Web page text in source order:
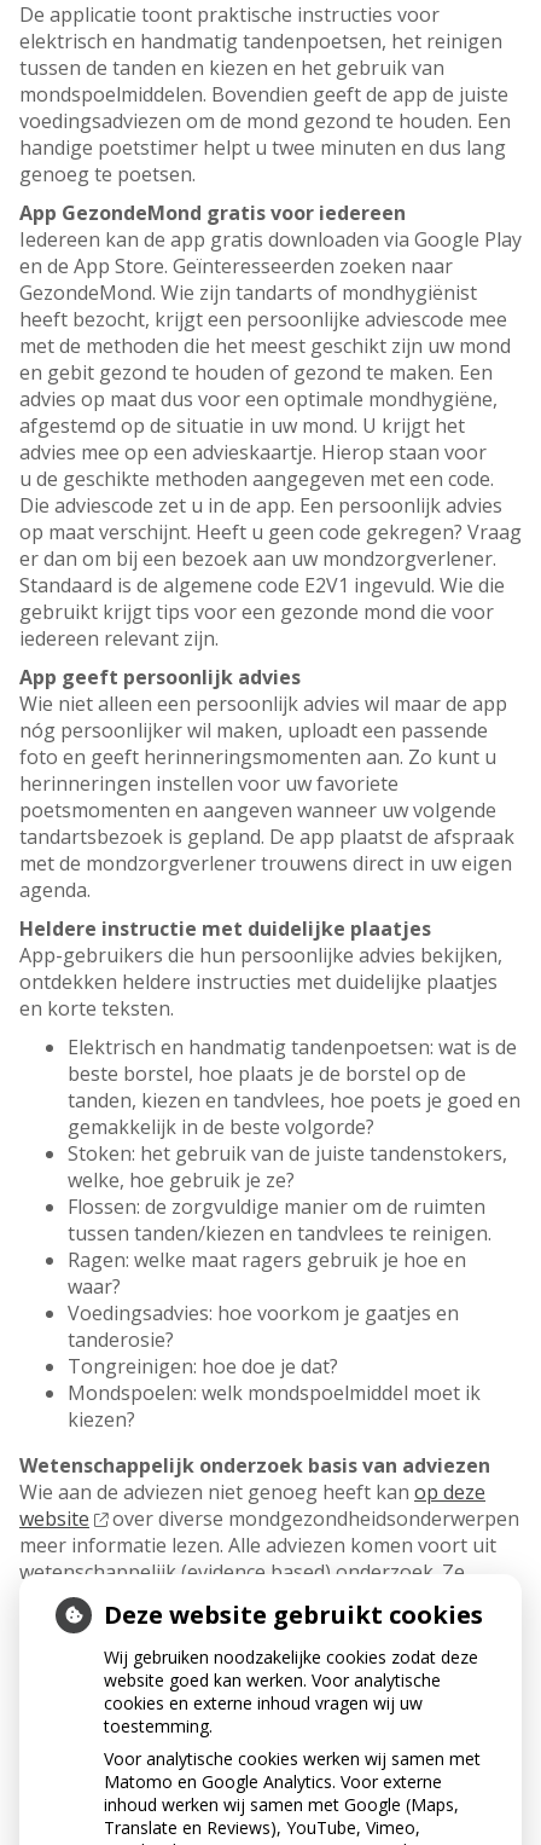
De applicatie toont praktische instructies voor
elektrisch en handmatig tandenpoetsen, het reinigen
tussen de tanden en kiezen en het gebruik van
mondspoelmiddelen. Bovendien geeft de app de juiste
voedingsadviezen om de mond gezond te houden. Een
handige poetstimer helpt u twee minuten en dus lang
genoeg te poetsen.
App GezondeMond gratis voor iedereen
Iedereen kan de app gratis downloaden via Google Play
en de App Store. Geïnteresseerden zoeken naar
GezondeMond. Wie zijn tandarts of mondhygiënist
heeft bezocht, krijgt een persoonlijke adviescode mee
met de methoden die het meest geschikt zijn uw mond
en gebit gezond te houden of gezond te maken. Een
advies op maat dus voor een optimale mondhygiëne,
afgestemd op de situatie in uw mond. U krijgt het
advies mee op een advieskaartje. Hierop staan voor
u de geschikte methoden aangegeven met een code.
Die adviescode zet u in de app. Een persoonlijk advies
op maat verschijnt. Heeft u geen code gekregen? Vraag
er dan om bij een bezoek aan uw mondzorgverlener.
Standaard is de algemene code E2V1 ingevuld. Wie die
gebruikt krijgt tips voor een gezonde mond die voor
iedereen relevant zijn.
App geeft persoonlijk advies
Wie niet alleen een persoonlijk advies wil maar de app
nóg persoonlijker wil maken, uploadt een passende
foto en geeft herinneringsmomenten aan. Zo kunt u
herinneringen instellen voor uw favoriete
poetsmomenten en aangeven wanneer uw volgende
tandartsbezoek is gepland. De app plaatst de afspraak
met de mondzorgverlener trouwens direct in uw eigen
agenda.
Heldere instructie met duidelijke plaatjes
App-gebruikers die hun persoonlijke advies bekijken,
ontdekken heldere instructies met duidelijke plaatjes
en korte teksten.
Elektrisch en handmatig tandenpoetsen: wat is de
beste borstel, hoe plaats je de borstel op de
tanden, kiezen en tandvlees, hoe poets je goed en
gemakkelijk in de beste volgorde?
Stoken: het gebruik van de juiste tandenstokers,
welke, hoe gebruik je ze?
Flossen: de zorgvuldige manier om de ruimten
tussen tanden/kiezen en tandvlees te reinigen.
Ragen: welke maat ragers gebruik je hoe en
waar?
Voedingsadvies: hoe voorkom je gaatjes en
tanderosie?
Tongreinigen: hoe doe je dat?
Mondspoelen: welk mondspoelmiddel moet ik
kiezen?
Wetenschappelijk onderzoek basis van adviezen
Wie aan de adviezen niet genoeg heeft kan op deze
website
over diverse mondgezondheidsonderwerpen
meer informatie lezen. Alle adviezen komen voort uit
wetenschappelijk (evidence based) onderzoek. Ze
sluiten aan bij het
Ivoren Kruis (2011). Dit advies is aanbevolen door de
Gezondheidsraad voor toepassing in de klinische
richtlijnen voor mondzorg.
MEER WETEN?
Download dan de gratis app GezondeMond. De
app is beschikbaar voorAndroid en tablets en
verkrijgbaar via Google Play.
De app vooriPhone en
Deze website gebruikt cookies
Wij gebruiken noodzakelijke cookies zodat deze
website goed kan werken. Voor analytische
cookies en externe inhoud vragen wij uw
toestemming.
Voor analytische cookies werken wij samen met
Matomo en Google Analytics. Voor externe
inhoud werken wij samen met Google (Maps,
Translate en Reviews), YouTube, Vimeo,